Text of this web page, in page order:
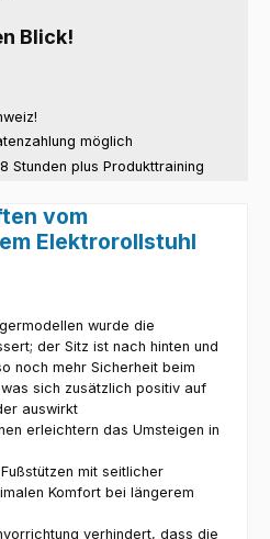
Blick!
möglich
Stunden plus Produkttraining
vom
Elektrorollstuhl
wurde die
der Sitz ist nach hinten und
noch mehr Sicherheit beim
sich zusätzlich positiv auf
auswirkt
erleichtern das Umsteigen in
mit seitlicher
Komfort bei längerem
verhindert, dass die